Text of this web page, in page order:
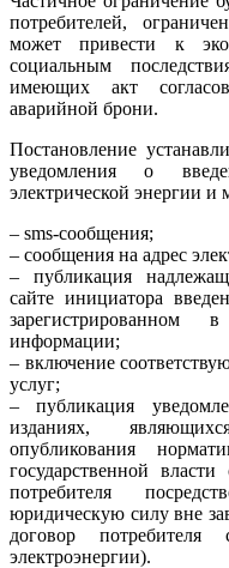
потребителей,
может привести к
социальным
имеющих акт
аварийной брони.
Постановление
уведомления о
электрической энергии и
– sms-сообщения;
– сообщения на адрес
– публикация
сайте инициатора
зарегистрированном
информации;
– включение
услуг;
– публикация
изданиях,
опубликования
государственной
потребителя
юридическую силу вне
договор
электроэнергии).